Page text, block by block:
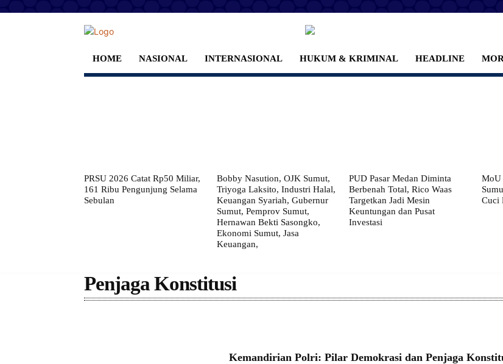
HOME NASIONAL INTERNASIONAL HUKUM & KRIMINAL HEADLINE
PRSU 2026 Catat Rp50 Miliar,
161 Ribu Pengunjung Selama
Sebulan
Bobby Nasution, OJK Sumut,
Triyoga Laksito, Industri Halal,
Keuangan Syariah, Gubernur
Sumut, Pemprov Sumut,
Hernawan Bekti Sasongko,
Ekonomi Sumut, Jasa
Keuangan,
PUD Pasar Medan Diminta
Berbenah Total, Rico Waas
Targetkan Jadi Mesin
Keuntungan dan Pusat
Investasi
MoU
Cuci
Penjaga Konstitusi
Kemandirian Polri: Pilar Demokrasi dan Penjaga